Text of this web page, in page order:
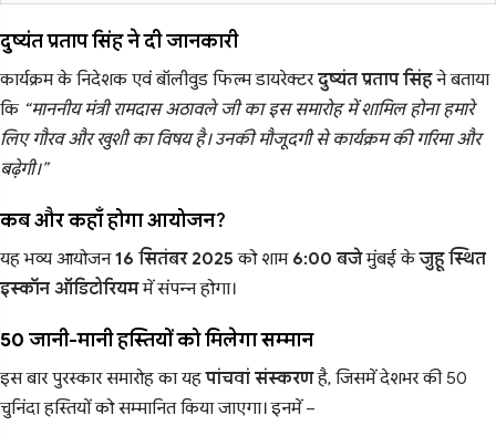
दुष्यंत प्रताप सिंह ने दी जानकारी
कार्यक्रम के निदेशक एवं बॉलीवुड फिल्म डायरेक्टरदुष्यंत प्रताप सिंहने बताया
कि “माननीय मंत्री रामदास अठावले जी का इस समारोह में शामिल होना हमारे
लिए गौरव और खुशी का विषय है। उनकी मौजूदगी से कार्यक्रम की गरिमा और
बढ़ेगी।”
कब और कहाँ होगा आयोजन?
यह भव्य आयोजन16 सितंबर 2025 को शाम 6:00 बजेमुंबई केजुहू स्थित
इस्कॉन ऑडिटोरियममें संपन्न होगा।
50 जानी-मानी हस्तियों को मिलेगा सम्मान
इस बार पुरस्कार समारोह का यहपांचवां संस्करणहै, जिसमें देशभर की 50
चुनिंदा हस्तियों को सम्मानित किया जाएगा। इनमें –